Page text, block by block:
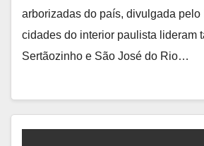
arborizadas do país, divulgada pelo
cidades do interior paulista lideram
Sertãozinho e São José do Rio…